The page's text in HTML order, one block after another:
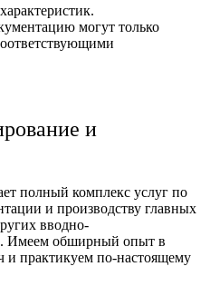
могут только
и
полный комплекс услуг по
и производству главных
вводно-
Имеем обширный опыт в
практикуем по-настоящему